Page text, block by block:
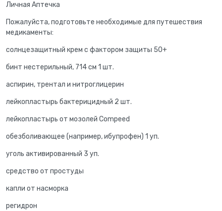
Личная Аптечка
Пожалуйста, подготовьте необходимые для путешествия
медикаменты:
солнцезащитный крем с фактором защиты 50+
бинт нестерильный, 714 см 1 шт.
аспирин, трентал и нитроглицерин
лейкопластырь бактерицидный 2 шт.
лейкопластырь от мозолей Compeed
обезболивающее (например, ибупрофен) 1 уп.
уголь активированный 3 уп.
средство от простуды
капли от насморка
регидрон